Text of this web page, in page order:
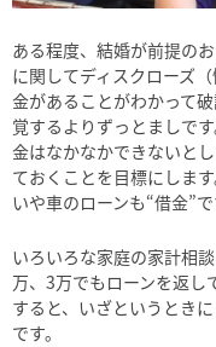
ある程度、結婚が前提の
に関してディスクローズ
金があることがわかって
覚するよりずっとましで
金はなかなかできないと
ておくことを目標にしま
いや車のローンも“借金”で
いろいろな家庭の家計相
万、3万でもローンを返し
すると、いざというとき
です。